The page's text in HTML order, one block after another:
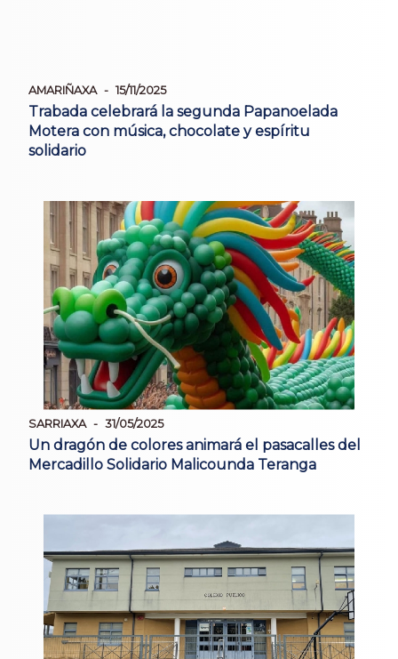
AMARIÑAXA 15/11/2025
Trabada celebrará la segunda Papanoelada
Motera con música, chocolate y espíritu
solidario
SARRIAXA 31/05/2025
Un dragón de colores animará el pasacalles del
Mercadillo Solidario Malicounda Teranga